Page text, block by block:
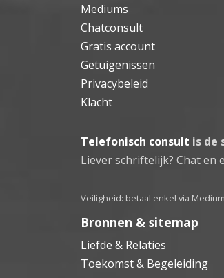
Mediums
Chatconsult
Gratis account
Getuigenissen
Privacybeleid
Klacht
Telefonisch consult is de
Liever schriftelijk? Chat en
Veiligheid: betaal enkel via
Bronnen & sitemap
Liefde & Relaties
Toekomst & Begeleiding